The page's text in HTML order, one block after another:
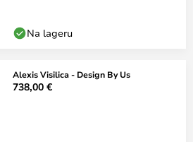
Na lageru
Alexis Visilica - Design By Us
738,00 €